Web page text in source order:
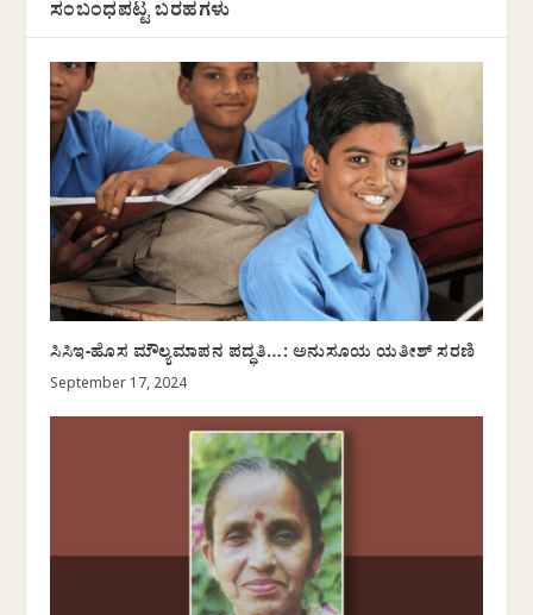
ಸಂಬಂಧಪಟ್ಟ ಬರಹಗಳು
ಸಿಸಿಇ-ಹೊಸ ಮೌಲ್ಯಮಾಪನ ಪದ್ಧತಿ…: ಅನುಸೂಯ ಯತೀಶ್ ಸರಣಿ
September 17, 2024